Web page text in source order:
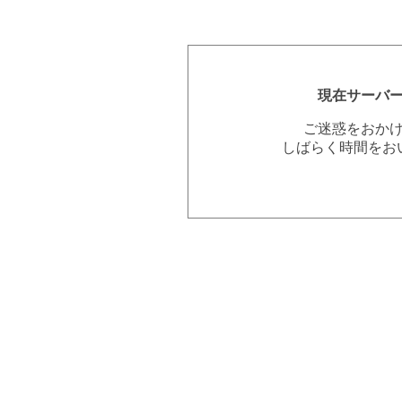
現在サーバ
ご迷惑をおか
しばらく時間を